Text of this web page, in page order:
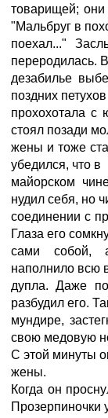
товарищей; они
"Мальбруг в
поехал..."
переродилась.
дезабилье
поздних петухов
прохохотала с
стоял позади
жены и тоже
убедился, что в
майорском
нудил себя, но
соединении с
Глаза его
сами собой,
наполнило всю
дупла. Даже
разбудил его.
мундире,
свою медовую
С этой минуты
жены.
Когда он
Прозерпиночки